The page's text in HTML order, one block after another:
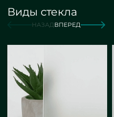
от 16 000 руб./м2
Виды стекла
НАЗАДВПЕРЕД